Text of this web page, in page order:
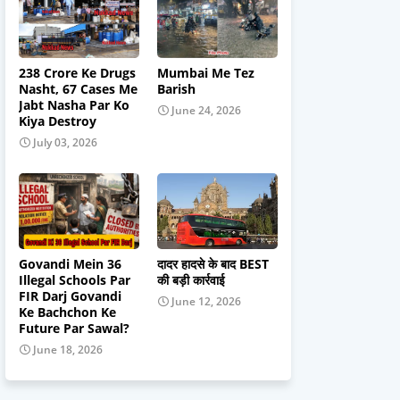
238 Crore Ke Drugs
Nasht, 67 Cases Me
Jabt Nasha Par Ko
Kiya Destroy
July 03, 2026
Mumbai Me Tez
Barish
June 24, 2026
Govandi Mein 36
Illegal Schools Par
FIR Darj Govandi
Ke Bachchon Ke
Future Par Sawal?
June 18, 2026
दादर हादसे के बाद BEST
की बड़ी कार्रवाई
June 12, 2026